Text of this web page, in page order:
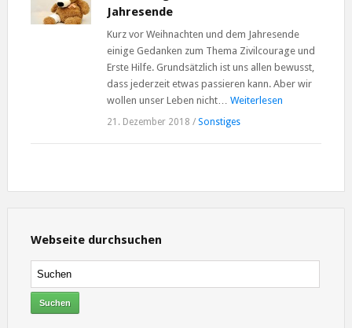
Jahresende
Kurz vor Weihnachten und dem Jahresende
einige Gedanken zum Thema Zivilcourage und
Erste Hilfe. Grundsätzlich ist uns allen bewusst,
dass jederzeit etwas passieren kann. Aber wir
wollen unser Leben nicht…Weiterlesen
21. Dezember 2018 /Sonstiges
Webseite durchsuchen